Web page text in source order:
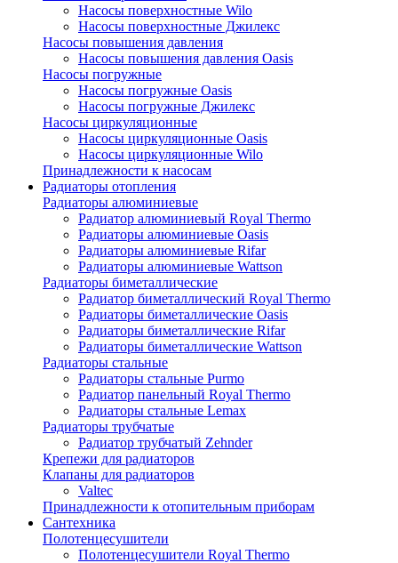
Насосы поверхностные Wilo
Насосы поверхностные Джилекс
Насосы повышения давления
Насосы повышения давления Oasis
Насосы погружные
Насосы погружные Oasis
Насосы погружные Джилекс
Насосы циркуляционные
Насосы циркуляционные Oasis
Насосы циркуляционные Wilo
Принадлежности к насосам
Радиаторы отопления
Радиаторы алюминиевые
Радиатор алюминиевый Royal Thermo
Радиаторы алюминиевые Oasis
Радиаторы алюминиевые Rifar
Радиаторы алюминиевые Wattson
Радиаторы биметаллические
Радиатор биметаллический Royal Thermo
Радиаторы биметаллические Oasis
Радиаторы биметаллические Rifar
Радиаторы биметаллические Wattson
Радиаторы стальные
Радиаторы стальные Purmo
Радиатор панельный Royal Thermo
Радиаторы стальные Lemax
Радиаторы трубчатые
Радиатор трубчатый Zehnder
Крепежи для радиаторов
Клапаны для радиаторов
Valtec
Принадлежности к отопительным приборам
Сантехника
Полотенцесушители
Полотенцесушители Royal Thermo